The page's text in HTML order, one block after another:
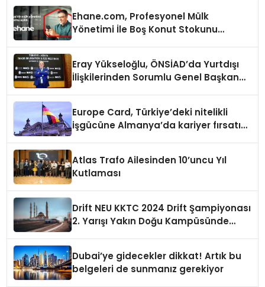
Ehane.com, Profesyonel Mülk
Yönetimi İle Boş Konut Stokunu
Eray Yükseloğlu, ÖNSİAD’da Yurtdışı
İlişkilerinden Sorumlu Genel Başkan
Europe Card, Türkiye’deki nitelikli
işgücüne Almanya’da kariyer fırsatı
Atlas Trafo Ailesinden 10’uncu Yıl
Kutlaması
Drift NEU KKTC 2024 Drift Şampiyonası
2. Yarışı Yakın Doğu Kampüsünde
Dubai’ye gidecekler dikkat! Artık bu
belgeleri de sunmanız gerekiyor